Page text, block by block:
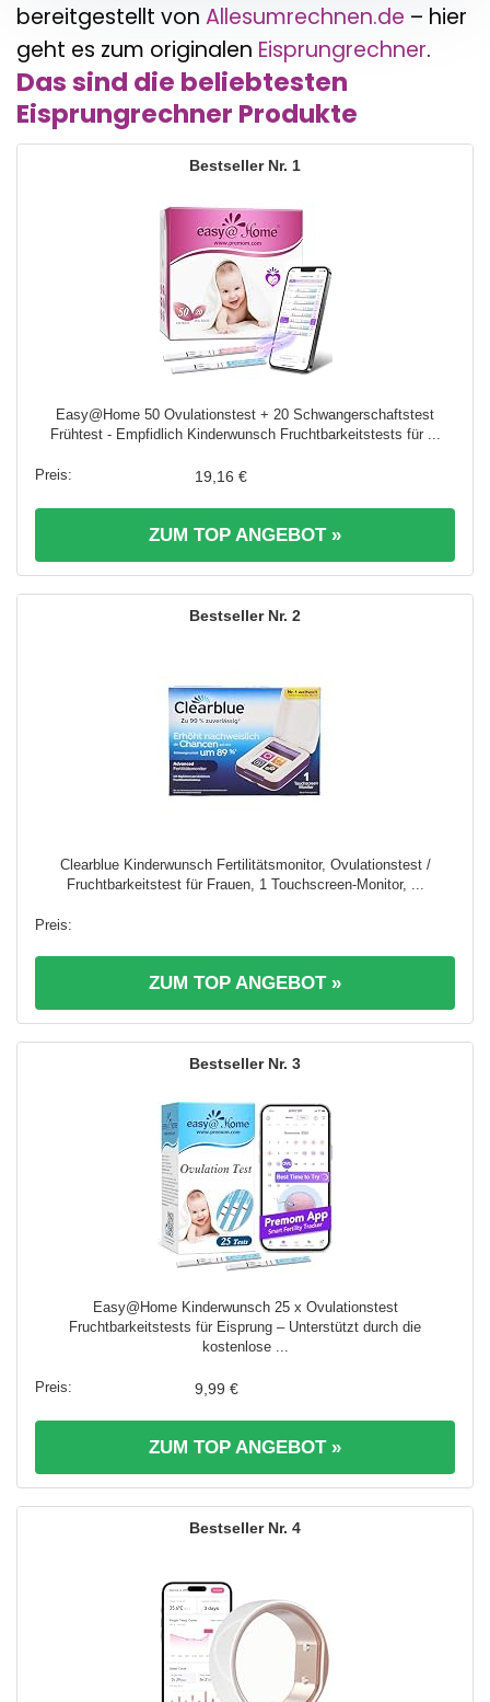
bereitgestellt von Allesumrechnen.de – hier
geht es zum originalen Eisprungrechner.
Das sind die beliebtesten
Eisprungrechner Produkte
1
Easy@Home 50 Ovulationstest + 20 Schwangerschaftstest
Frühtest - Empfidlich Kinderwunsch Fruchtbarkeitstests für ...
19,16 €
ZUM TOP ANGEBOT »
2
Clearblue Kinderwunsch Fertilitätsmonitor, Ovulationstest /
Fruchtbarkeitstest für Frauen, 1 Touchscreen-Monitor, ...
ZUM TOP ANGEBOT »
3
Easy@Home Kinderwunsch 25 x Ovulationstest
Fruchtbarkeitstests für Eisprung – Unterstützt durch die
kostenlose ...
9,99 €
ZUM TOP ANGEBOT »
4